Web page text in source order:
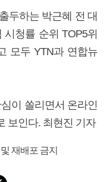
두하는 박근혜 전 대
청률 순위 TOP5위
모두 YTN과 연합뉴
이 쏠리면서 온라인
보인다. 최현진 기자
재배포 금지